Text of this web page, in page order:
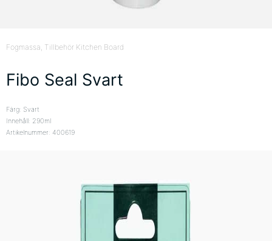
Fogmassa , Tillbehör Kitchen Board
Fibo Seal Svart
Färg: Svart
Innehåll: 290ml
Artikelnummer: 400619